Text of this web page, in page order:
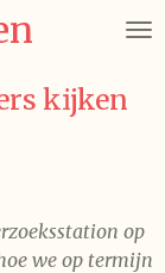
kijken
op
we op termijn